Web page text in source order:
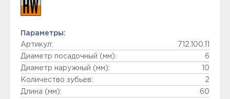
Параметры:
Артикул:
712.100.11
Диаметр посадочный (мм):
6
Диаметр наружный (мм):
10
Количество зубьев:
2
Длина (мм):
60